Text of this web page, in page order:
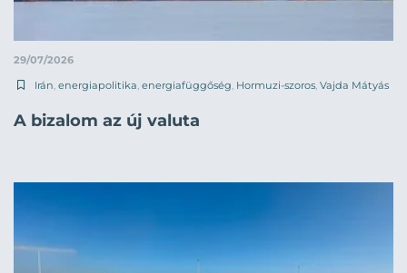
29/07/2026
Irán, energiapolitika, energiafüggőség, Hormuzi-szoros, Vajda Mátyás
A bizalom az új valuta